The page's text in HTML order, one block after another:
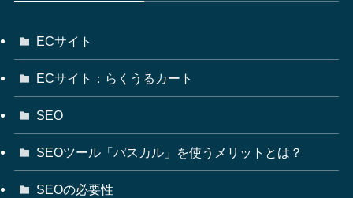
ECサイト
ECサイト：らくうるカート
SEO
SEOツール「パスカル」を使うメリットとは？
SEOの必要性